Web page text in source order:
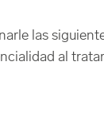
las
al